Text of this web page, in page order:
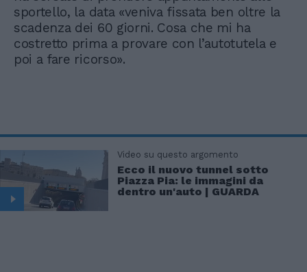
sportello, la data «veniva fissata ben oltre la
scadenza dei 60 giorni. Cosa che mi ha
costretto prima a provare con l’autotutela e
poi a fare ricorso».
Video su questo argomento
Ecco il nuovo tunnel sotto
Piazza Pia: le immagini da
dentro un'auto | GUARDA